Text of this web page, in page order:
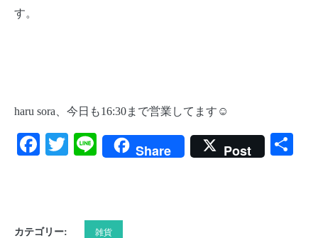
す。
haru sora、今日も16:30まで営業してます☺️
Facebook
Twitter
LineShare Post
カテゴリー: 雑貨